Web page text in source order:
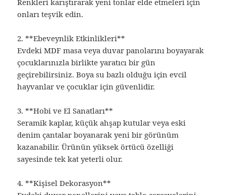
Renkleri karıştırarak yeni tonlar elde etmeleri için
onları teşvik edin.
2. **Ebeveynlik Etkinlikleri**
Evdeki MDF masa veya duvar panolarını boyayarak
çocuklarınızla birlikte yaratıcı bir gün
geçirebilirsiniz. Boya su bazlı olduğu için evcil
hayvanlar ve çocuklar için güvenlidir.
3. **Hobi ve El Sanatları**
Seramik kaplar, küçük ahşap kutular veya eski
denim çantalar boyanarak yeni bir görünüm
kazanabilir. Ürünün yüksek örtücü özelliği
sayesinde tek kat yeterli olur.
4. **Kişisel Dekorasyon**